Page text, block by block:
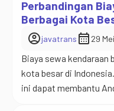
Perbandingan
Berbagai Kota
account_circlejavatrans calendar_month 29
Biaya sewa kendaraan
kota besar di
ini dapat membantu